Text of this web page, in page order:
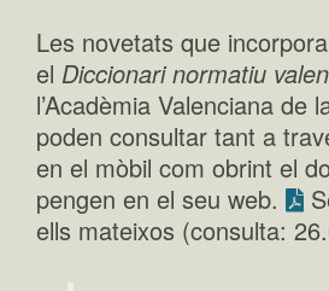
Les novetats que
el Diccionari normatiu
l’Acadèmia Valenciana de
poden consultar tant a
en el mòbil com obrint el
pengen en el seu web.
ells mateixos (consulta: